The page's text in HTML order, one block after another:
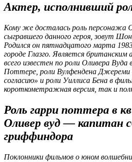
Актер, исполнивший
Кому же досталась роль персонажа
сыгравшего данного героя, зовут
Родился он пятнадцатого марта 1983
городе Глазго. Является
всего известен по роли Оливера Вуда
Поттере, роли Вулфендена Джереми
согласию» и роли Уиллиса Бена в
короткометражная версия, так и
Роль гарри поттера в
Оливер вуд — капитан
гриффиндора
Поклонники фильмов о юном